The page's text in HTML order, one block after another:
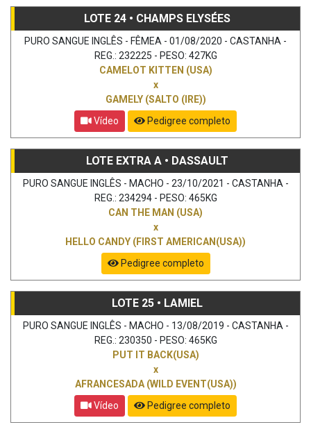
LOTE 24 • CHAMPS ELYSÉES
PURO SANGUE INGLÊS - FÊMEA - 01/08/2020 - CASTANHA -
REG.: 232225 - PESO: 427KG
CAMELOT KITTEN (USA)
x
GAMELY (SALTO (IRE))
Vídeo
Pedigree completo
LOTE EXTRA A • DASSAULT
PURO SANGUE INGLÊS - MACHO - 23/10/2021 - CASTANHA -
REG.: 234294 - PESO: 465KG
CAN THE MAN (USA)
x
HELLO CANDY (FIRST AMERICAN(USA))
Pedigree completo
LOTE 25 • LAMIEL
PURO SANGUE INGLÊS - MACHO - 13/08/2019 - CASTANHA -
REG.: 230350 - PESO: 465KG
PUT IT BACK(USA)
x
AFRANCESADA (WILD EVENT(USA))
Vídeo
Pedigree completo